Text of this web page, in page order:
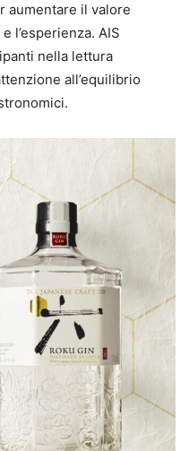
aumentare il valore
l’esperienza. AIS
nella lettura
all’equilibrio